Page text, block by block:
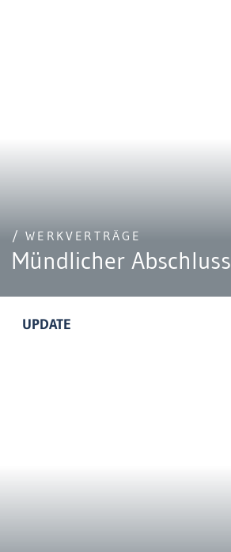
/ WERKVERTRÄGE
Mündlicher Abschluss
UPDATE